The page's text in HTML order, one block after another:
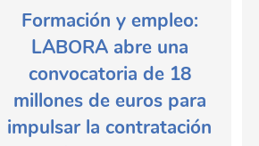
Formación y empleo:
LABORA abre una
convocatoria de 18
millones de euros para
impulsar la contratación